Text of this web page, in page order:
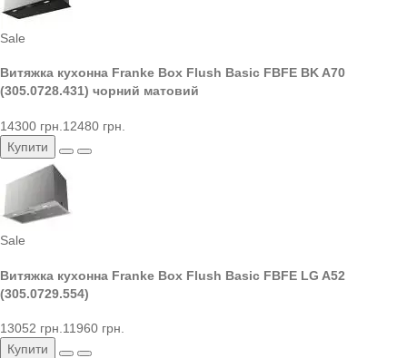
Sale
Витяжка кухонна Franke Box Flush Basic FBFE BK A70
(305.0728.431) чорний матовий
14300 грн. 12480 грн.
Купити
Sale
Витяжка кухонна Franke Box Flush Basic FBFE LG A52
(305.0729.554)
13052 грн.11960 грн.
Купити